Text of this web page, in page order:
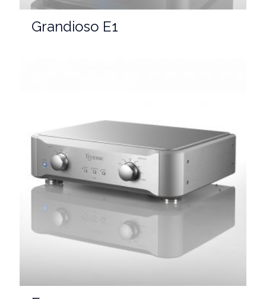
Grandioso E1